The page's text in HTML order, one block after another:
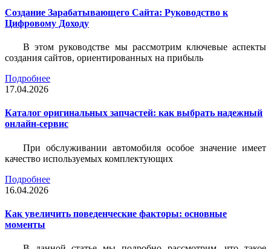
Создание Зарабатывающего Сайта: Руководство к
Цифровому Доходу
В этом руководстве мы рассмотрим ключевые аспекты
создания сайтов, ориентированных на прибыль
Подробнее
17.04.2026
Каталог оригинальных запчастей: как выбрать надежный
онлайн-сервис
При обслуживании автомобиля особое значение имеет
качество используемых комплектующих
Подробнее
16.04.2026
Как увеличить поведенческие факторы: основные
моменты